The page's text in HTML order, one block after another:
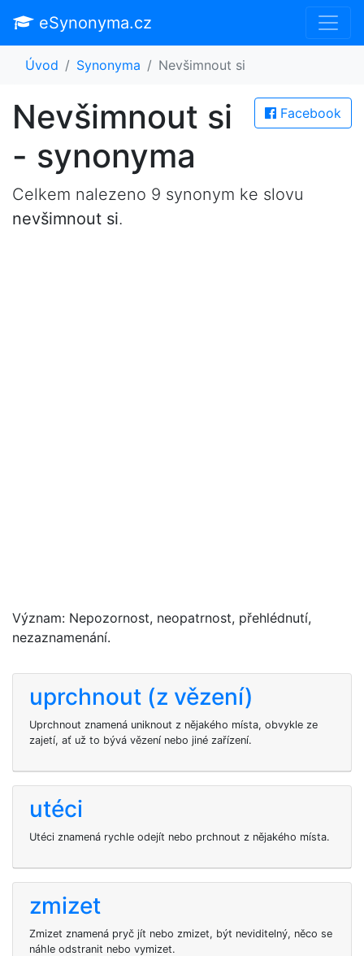
eSynonyma.cz
Úvod Synonyma Nevšimnout si
Facebook
Nevšimnout si
- synonyma
Celkem nalezeno 9 synonym ke slovu
nevšimnout si.
Význam: Nepozornost, neopatrnost, přehlédnutí,
nezaznamenání.
uprchnout (z vězení)
Uprchnout znamená uniknout z nějakého místa, obvykle ze
zajetí, ať už to bývá vězení nebo jiné zařízení.
utéci
Utéci znamená rychle odejít nebo prchnout z nějakého místa.
zmizet
Zmizet znamená pryč jít nebo zmizet, být neviditelný, něco se
náhle odstranit nebo vymizet.